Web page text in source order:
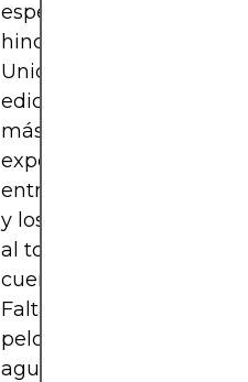
esperanzas de millones
hinchas.Con tres sedes
Unidos, México y
edición promete ser
más equipos, más goles
experiencia global
entrenadores ajustan
y los jugadores buscan
al torneo más
cuenta regresiva ya
Falta poco para que
pelota y el mundo
aguarda el momento en